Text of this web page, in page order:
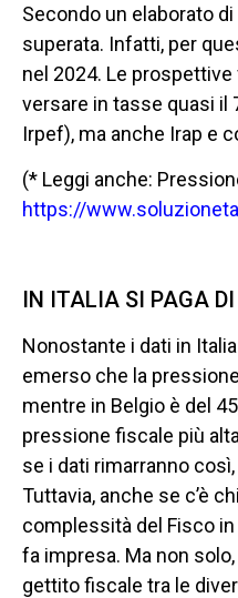
Secondo un elaborato
superata. Infatti, per
nel 2024. Le
versare in tasse quasi il
Irpef), ma anche Irap e
(* Leggi anche:
https://
IN ITALIA SI PAGA
Nonostante i dati in
emerso che la
mentre in Belgio è del
pressione fiscale più
se i dati rimarranno
Tuttavia, anche se c’è
complessità del Fisco
fa impresa. Ma non
gettito fiscale tra le